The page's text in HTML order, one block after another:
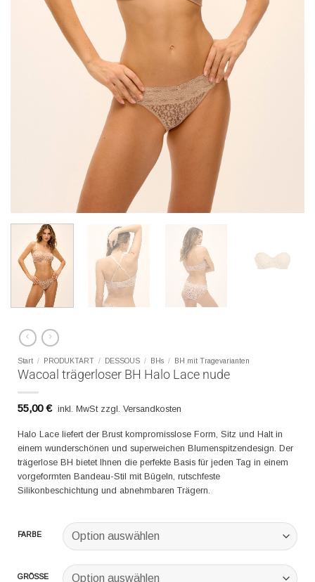
Start / PRODUKTART / DESSOUS / BHs / BH mit Tragevarianten
Wacoal trägerloser BH Halo Lace nude
55,00€ inkl. MwSt zzgl. Versandkosten
Halo Lace liefert der Brust kompromisslose Form, Sitz und Halt in
einem wunderschönen und superweichen Blumenspitzendesign. Der
trägerlose BH bietet Ihnen die perfekte Basis für jeden Tag in einem
vorgeformten Bandeau-Stil mit Bügeln, rutschfeste
Silikonbeschichtung und abnehmbaren Trägern.
FARBE
GRÖSSE